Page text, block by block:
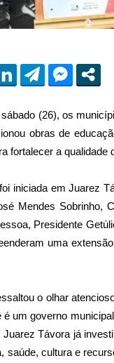
(26), os
obras de
fortalecer a qualidade
iniciada em Juarez
Mendes Sobrinho,
Presidente
uma
o olhar
um governo
Távora já
saúde, cultura e